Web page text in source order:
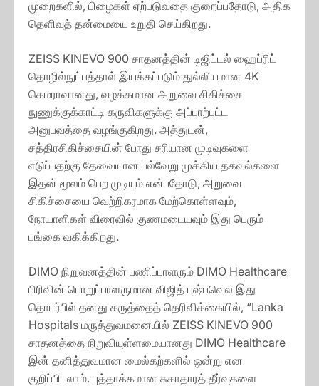
முறைகளில், பிழைகள் ஏற்படுவதை குறைப்பதோடு, அதிக
தெளிவுத் தன்மையை உறுதி செய்கிறது.
ZEISS KINEVO 900 சாதனத்தின் டிஜிட்டல் ஹைப்ரிட்
தொழில்நுட்பத்தால் இயக்கப்படும் துல்லியமான 4K
கெமராவானது, வழக்கமான அறுவை சிகிச்சை
நுணுக்குக்காட்டி கருவிகளுக்கு அப்பாற்பட்ட
அனுபவத்தை வழங்குகிறது. அத்துடன்,
சத்திரசிகிச்சையின் போது சரியான முடிவுகளை
எடுப்பதற்கு தேவையான பல்வேறு முக்கிய தகவல்களை
இதன் மூலம் பெற முடியும் என்பதோடு, அறுவை
சிகிச்சையை வெற்றிகரமாக மேற்கொள்ளவும்,
நோயாளிகள் விரைவில் குணமடையவும் இது பெரும்
பங்கை வகிக்கிறது.
DIMO நிறுவனத்தின் பணிப்பாளரும் DIMO Healthcare
பிரிவின் பொறுப்பாளருமான விஜித் புஷ்பவெல இது
தொடர்பில் தனது கருத்தைத் தெரிவிக்கையில், “Lanka
Hospitals மருத்துவமனையில் ZEISS KINEVO 900
சாதனத்தை நிறுவியுள்ளமையானது DIMO Healthcare
இன் தனித்துவமான மைல்கற்களில் ஒன்று என
குறிப்பிடலாம். புத்தாக்கமான சுகாதாரத் தீர்வுகளை